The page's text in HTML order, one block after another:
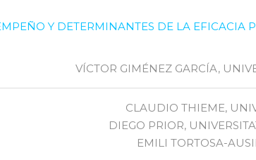
Y DETERMINANTES DE LA EFICACIA
VÍCTOR GIMÉNEZ GARCÍA,
CLAUDIO THIEME,
DIEGO PRIOR,
EMILI TORTOSA-